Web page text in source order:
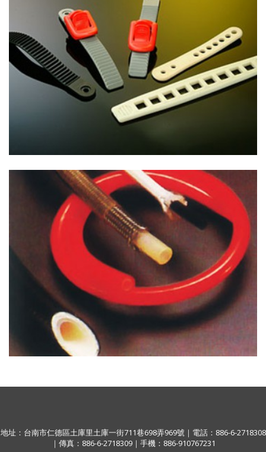
地址：台南市仁德區土庫里土庫一街711巷698弄969號｜電話：886-6-2718308
｜傳真：886-6-2718309｜手機：886-910767231